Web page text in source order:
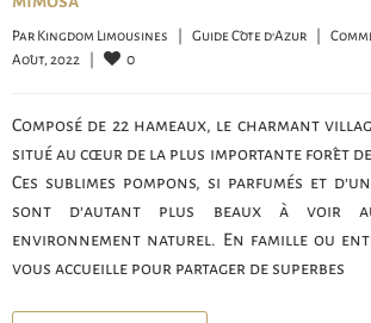
Par Kingdom Limousines Guide Côte d'Azur
Août, 2022
0
Composé de 22 hameaux, le charmant
situé au cœur de la plus importante forêt de
Ces sublimes pompons, si parfumés et
sont d’autant plus beaux à voir
environnement naturel. En famille ou
vous accueille pour partager de superbes